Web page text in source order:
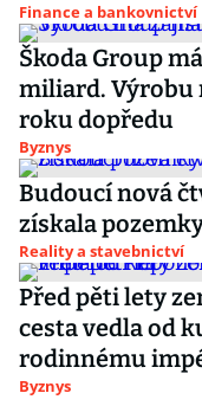
Finance a bankovnictví
Škoda Group
miliard. Výrobu
roku dopředu
Byznys
Budoucí nová
získala
Reality a stavebnictví
Před pěti lety
cesta vedla od
rodinnému
Byznys